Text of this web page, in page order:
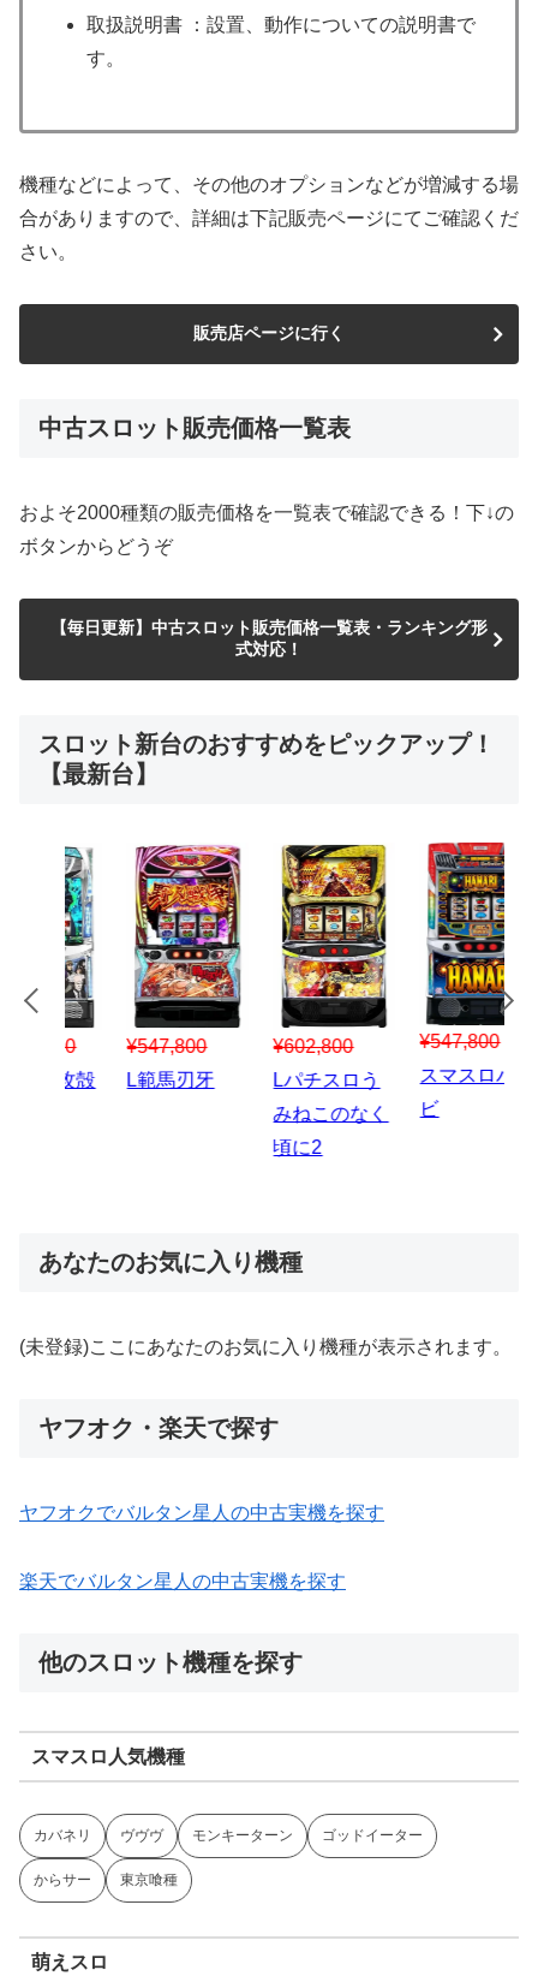
取扱説明書 ：設置、動作についての説明書で
す。
機種などによって、その他のオプションなどが増減する場
合がありますので、詳細は下記販売ページにてご確認くだ
さい。
販売店ページに行く
中古スロット販売価格一覧表
およそ2000種類の販売価格を一覧表で確認できる！下↓の
ボタンからどうぞ
【毎日更新】中古スロット販売価格一覧表・ランキング形
式対応！
スロット新台のおすすめをピックアップ！
【最新台】
¥547,800
スマスロハナ
¥150,000
スマスロ秘宝
¥1,867,800
Lパチスロ 炎
炎ノ消防隊2
あなたのお気に入り機種
(未登録)ここにあなたのお気に入り機種が表示されます。
ヤフオク・楽天で探す
ヤフオクでバルタン星人の中古実機を探す
楽天でバルタン星人の中古実機を探す
他のスロット機種を探す
スマスロ人気機種
カバネリ ヴヴヴ モンキーターン ゴッドイーター
からサー 東京喰種
萌えスロ